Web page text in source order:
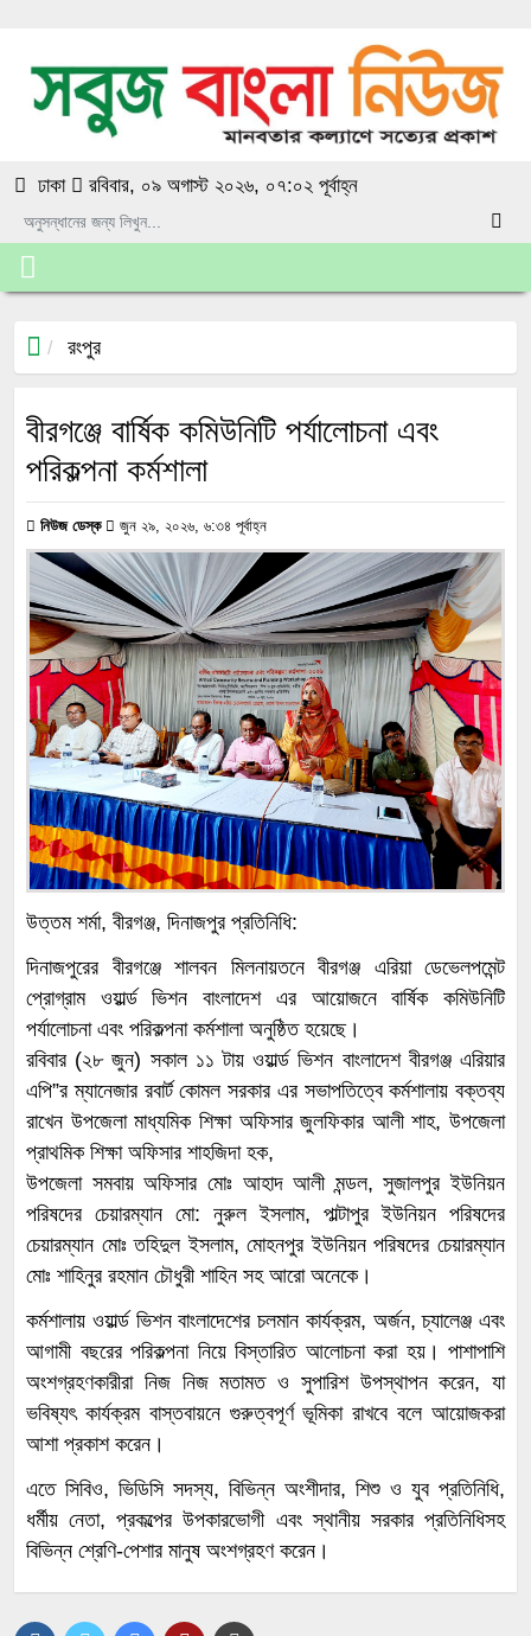
ঢাকা রবিবার, ০৯ অগাস্ট ২০২৬, ০৭:০২ পূর্বাহ্ন
রংপুর
বীরগঞ্জে বার্ষিক কমিউনিটি পর্যালোচনা এবং
পরিকল্পনা কর্মশালা
নিউজ ডেস্ক জুন ২৯, ২০২৬, ৬:৩৪ পূর্বাহ্ন
উত্তম শর্মা, বীরগঞ্জ, দিনাজপুর প্রতিনিধি:
দিনাজপুরের বীরগঞ্জে শালবন মিলনায়তনে বীরগঞ্জ এরিয়া ডেভেলপমেন্ট
প্রোগ্রাম ওয়ার্ল্ড ভিশন বাংলাদেশ এর আয়োজনে বার্ষিক কমিউনিটি
পর্যালোচনা এবং পরিকল্পনা কর্মশালা অনুষ্ঠিত হয়েছে।
রবিবার (২৮ জুন) সকাল ১১ টায় ওয়ার্ল্ড ভিশন বাংলাদেশ বীরগঞ্জ এরিয়ার
এপি”র ম্যানেজার রবার্ট কোমল সরকার এর সভাপতিত্বে কর্মশালায় বক্তব্য
রাখেন উপজেলা মাধ্যমিক শিক্ষা অফিসার জুলফিকার আলী শাহ, উপজেলা
প্রাথমিক শিক্ষা অফিসার শাহজিদা হক,
উপজেলা সমবায় অফিসার মোঃ আহাদ আলী মন্ডল, সুজালপুর ইউনিয়ন
পরিষদের চেয়ারম্যান মো: নুরুল ইসলাম, পাল্টাপুর ইউনিয়ন পরিষদের
চেয়ারম্যান মোঃ তহিদুল ইসলাম, মোহনপুর ইউনিয়ন পরিষদের চেয়ারম্যান
মোঃ শাহিনুর রহমান চৌধুরী শাহিন সহ আরো অনেকে।
কর্মশালায় ওয়ার্ল্ড ভিশন বাংলাদেশের চলমান কার্যক্রম, অর্জন, চ্যালেঞ্জ এবং
আগামী বছরের পরিকল্পনা নিয়ে বিস্তারিত আলোচনা করা হয়। পাশাপাশি
অংশগ্রহণকারীরা নিজ নিজ মতামত ও সুপারিশ উপস্থাপন করেন, যা
ভবিষ্যৎ কার্যক্রম বাস্তবায়নে গুরুত্বপূর্ণ ভূমিকা রাখবে বলে আয়োজকরা
আশা প্রকাশ করেন।
এতে সিবিও, ভিডিসি সদস্য, বিভিন্ন অংশীদার, শিশু ও যুব প্রতিনিধি,
ধর্মীয় নেতা, প্রকল্পের উপকারভোগী এবং স্থানীয় সরকার প্রতিনিধিসহ
বিভিন্ন শ্রেণি-পেশার মানুষ অংশগ্রহণ করেন।